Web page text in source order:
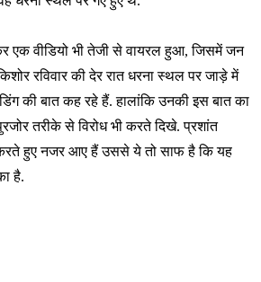
एक वीडियो भी तेजी से वायरल हुआ, जिसमें जन
रविवार की देर रात धरना स्थल पर जाड़े में
की बात कह रहे हैं. हालांकि उनकी इस बात का
तरीके से विरोध भी करते दिखे. प्रशांत
हुए नजर आए हैं उससे ये तो साफ है कि यह
है.